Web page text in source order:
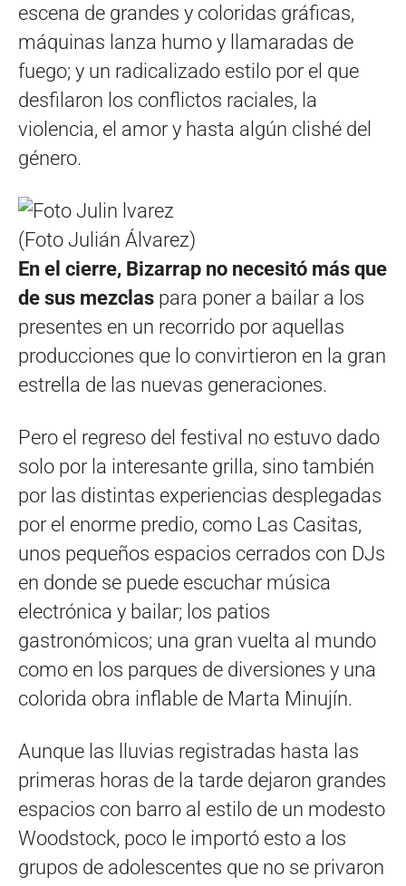
escena de grandes y coloridas gráficas,
máquinas lanza humo y llamaradas de
fuego; y un radicalizado estilo por el que
desfilaron los conflictos raciales, la
violencia, el amor y hasta algún clishé del
género.
(Foto Julián Álvarez)
En el cierre, Bizarrap no necesitó más que
de sus mezclas para poner a bailar a los
presentes en un recorrido por aquellas
producciones que lo convirtieron en la gran
estrella de las nuevas generaciones.
Pero el regreso del festival no estuvo dado
solo por la interesante grilla, sino también
por las distintas experiencias desplegadas
por el enorme predio, como Las Casitas,
unos pequeños espacios cerrados con DJs
en donde se puede escuchar música
electrónica y bailar; los patios
gastronómicos; una gran vuelta al mundo
como en los parques de diversiones y una
colorida obra inflable de Marta Minujín.
Aunque las lluvias registradas hasta las
primeras horas de la tarde dejaron grandes
espacios con barro al estilo de un modesto
Woodstock, poco le importó esto a los
grupos de adolescentes que no se privaron